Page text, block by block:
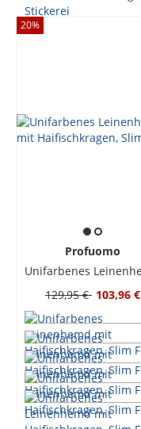
20%
Profuomo
129,95 € 103,96 €